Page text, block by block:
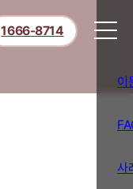
1666-8714
이
사